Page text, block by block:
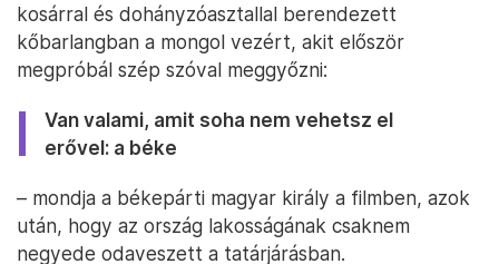
kosárral és dohányzóasztallal berendezett
kőbarlangban a mongol vezért, akit először
megpróbál szép szóval meggyőzni:
Van valami, amit soha nem vehetsz el
erővel: a béke
– mondja a békepárti magyar király a filmben, azok
után, hogy az ország lakosságának csaknem
negyede odaveszett a tatárjárásban.